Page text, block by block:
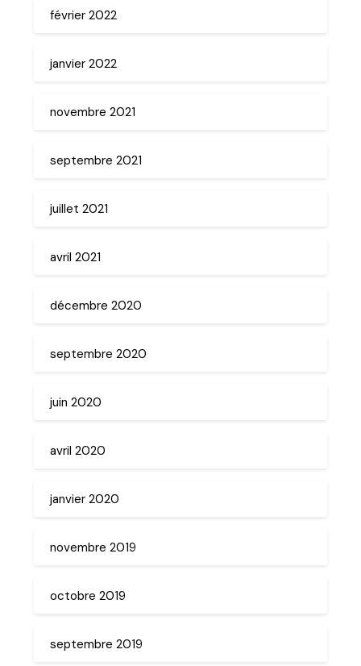
février 2022
janvier 2022
novembre 2021
septembre 2021
juillet 2021
avril 2021
décembre 2020
septembre 2020
juin 2020
avril 2020
janvier 2020
novembre 2019
octobre 2019
septembre 2019